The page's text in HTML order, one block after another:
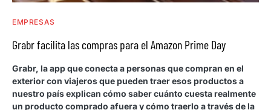
EMPRESAS
Grabr facilita las compras para el Amazon Prime Day
Grabr, la app que conecta a personas que compran en el
exterior con viajeros que pueden traer esos productos a
nuestro país explican cómo saber cuánto cuesta realmente
un producto comprado afuera y cómo traerlo a través de la